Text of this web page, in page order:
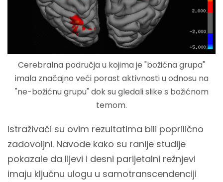
Cerebralna područja u kojima je "božićna grupa"
imala značajno veći porast aktivnosti u odnosu na
"ne-božićnu grupu" dok su gledali slike s božićnom
temom.
Istraživači su ovim rezultatima bili poprilično
zadovoljni. Navode kako su ranije studije
pokazale da lijevi i desni parijetalni režnjevi
imaju ključnu ulogu u samotranscendenciji